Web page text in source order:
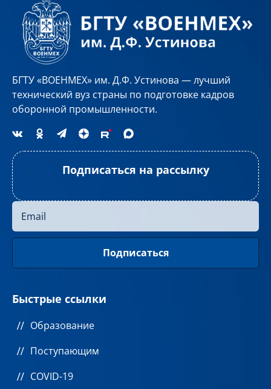
БГТУ «ВОЕНМЕХ» им. Д.Ф. Устинова — лучший
технический вуз страны по подготовке кадров
оборонной промышленности.
Подписаться на рассылку
Быстрые ссылки
Образование
Поступающим
COVID-19